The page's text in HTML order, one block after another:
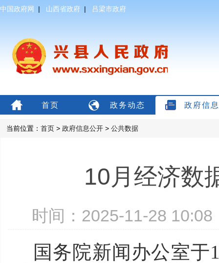
中国政府网 | 山西省政府 | 吕梁市政府
首页 政务动态 政府信
当前位置： 首页 > 政府信息公开 > 公共数据
10月经济数
时间：2025-11-28
国务院新闻办公室于